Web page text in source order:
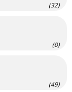
(32)
(0)
(49)